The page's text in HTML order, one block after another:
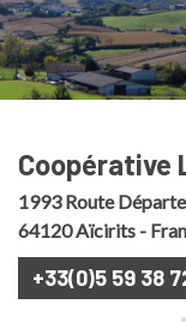
Coopérative
1993 Route
64120 Aïcirits -
+33(0)5 59 38